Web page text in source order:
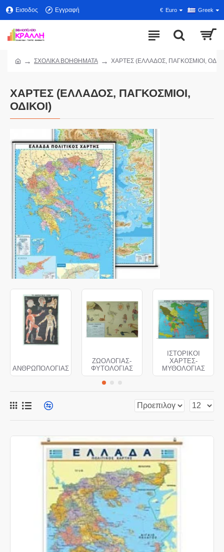
Εισοδος Εγγραφή € Euro Greek
ΣΧΟΛΙΚΑ ΒΟΗΘΗΜΑΤΑ ΧΑΡΤΕΣ (ΕΛΛΑΔΟΣ, ΠΑΓΚΟΣΜΙΟΙ,
ΧΑΡΤΕΣ (ΕΛΛΑΔΟΣ, ΠΑΓΚΟΣΜΙΟΙ,
ΟΔΙΚΟΙ)
ΑΝΘΡΩΠΟΛΟΓΙΑΣ
ΖΩΟΛΟΓΙΑΣ-
ΦΥΤΟΛΟΓΙΑΣ
ΙΣΤΟΡΙΚΟΙ
ΧΑΡΤΕΣ-
ΜΥΘΟΛΟΓΙΑΣ